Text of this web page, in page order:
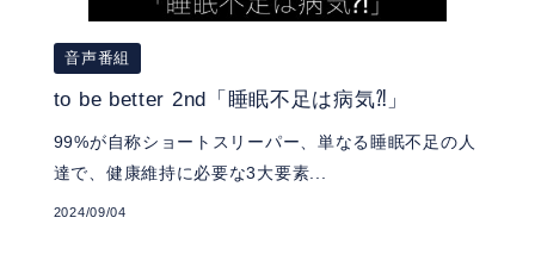
音声番組
to be better 2nd「睡眠不足は病気⁈」
99%が自称ショートスリーパー、単なる睡眠不足の人
達で、健康維持に必要な3大要素...
2024/09/04